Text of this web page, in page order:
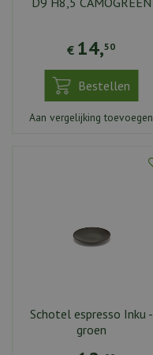
€ 14,50
Bestellen
Aan vergelijking toevoegen
Schotel espresso Inku -
groen